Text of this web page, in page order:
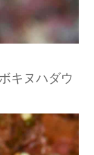
キヌハダウ